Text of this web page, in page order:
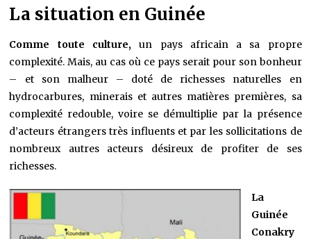
La situation en Guinée
Comme toute culture,un pays africain a sa propre
complexité. Mais, au cas où ce pays serait pour son bonheur
– et son malheur – doté de richesses naturelles en
hydrocarbures, minerais et autres matières premières, sa
complexité redouble, voire se démultiplie par la présence
d’acteurs étrangers très influents et par les sollicitations de
nombreux autres acteurs désireux de profiter de ses
richesses.
La
Guinée
Conakry